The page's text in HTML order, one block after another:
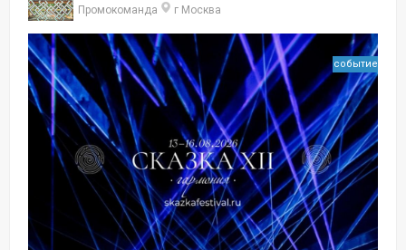
Промокоманда г Москва
событие